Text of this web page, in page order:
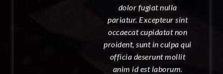
dolor fugiat nulla
pariatur. Excepteur sint
occaecat cupidatat non
proident, sunt in culpa qui
officia deserunt mollit
anim id est laborum.